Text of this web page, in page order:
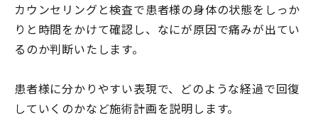
カウンセリングと検査で患者様の身体の状態をしっか
りと時間をかけて確認し、なにが原因で痛みが出てい
るのか判断いたします。
患者様に分かりやすい表現で、どのような経過で回復
していくのかなど施術計画を説明します。